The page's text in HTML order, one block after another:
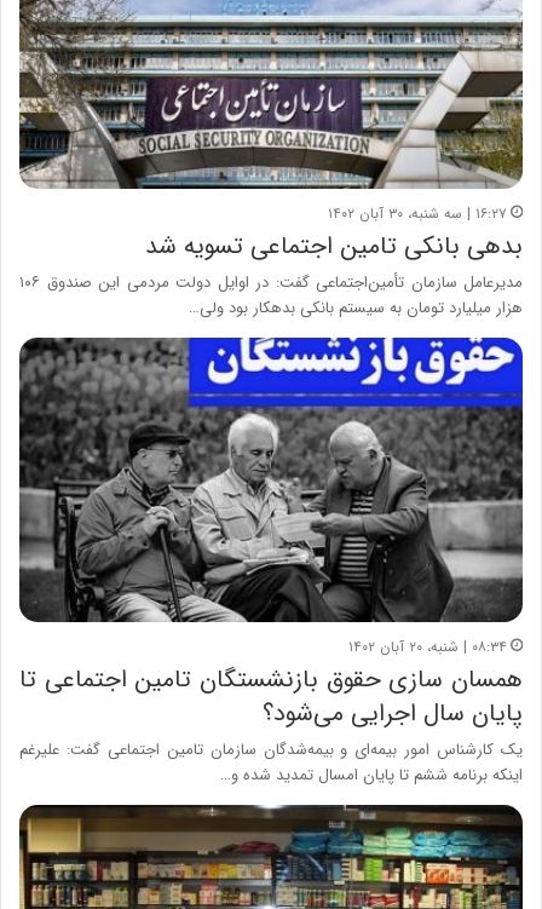
۱۶:۲۷ | سه شنبه، ۳۰ آبان ۱۴۰۲
بدهی بانکی تامین اجتماعی تسویه شد
مدیرعامل سازمان تأمین‌اجتماعی گفت: در اوایل دولت مردمی این صندوق ۱۰۶
هزار میلیارد تومان به سیستم بانکی بدهکار بود ولی…
۰۸:۳۴ | شنبه، ۲۰ آبان ۱۴۰۲
همسان سازی حقوق بازنشستگان تامین اجتماعی تا
پایان سال اجرایی می‌شود؟
یک کارشناس امور بیمه‌ای و بیمه‌شدگان سازمان تامین اجتماعی گفت: علیرغم
اینکه برنامه ششم تا پایان امسال تمدید شده و…